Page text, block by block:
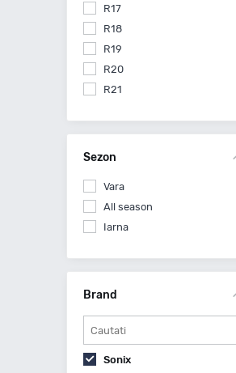
R17
R18
R19
R20
R21
Sezon
Vara
All season
Iarna
Brand
Sonix